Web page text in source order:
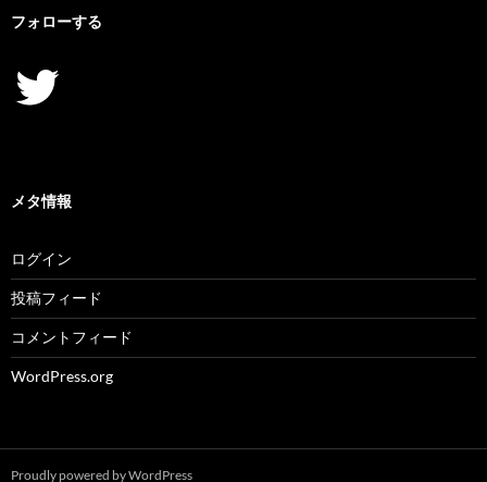
フォローする
Twitter
メタ情報
ログイン
投稿フィード
コメントフィード
WordPress.org
Proudly powered by WordPress